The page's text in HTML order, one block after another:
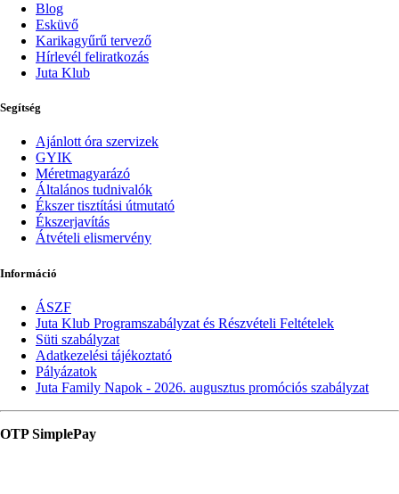
Blog
Esküvő
Karikagyűrű tervező
Hírlevél feliratkozás
Juta Klub
Segítség
Ajánlott óra szervizek
GYIK
Méretmagyarázó
Általános tudnivalók
Ékszer tisztítási útmutató
Ékszerjavítás
Átvételi elismervény
Információ
ÁSZF
Juta Klub Programszabályzat és Részvételi Feltételek
Süti szabályzat
Adatkezelési tájékoztató
Pályázatok
Juta Family Napok - 2026. augusztus promóciós szabályzat
OTP SimplePay